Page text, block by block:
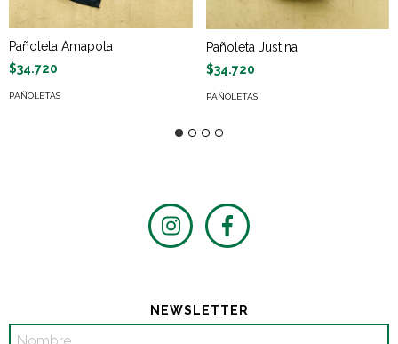
Pañoleta Amapola
$34.720
PAÑOLETAS
Pañoleta Justina
$34.720
PAÑOLETAS
NEWSLETTER